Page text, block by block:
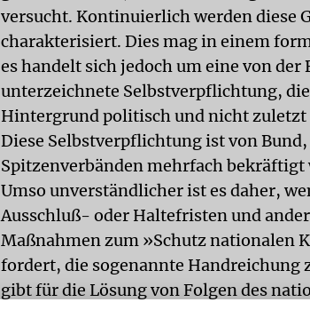
versucht. Kontinuierlich werden diese
charakterisiert. Dies mag in einem
es handelt sich jedoch um eine von
unterzeichnete Selbstverpflichtung,
Hintergrund politisch und nicht
Diese Selbstverpflichtung ist von
Spitzenverbänden mehrfach bekräftigt
Umso unverständlicher ist es daher,
Ausschluß- oder Haltefristen und
Maßnahmen zum »Schutz nationalen
fordert, die sogenannte Handreichung
gibt für die Lösung von Folgen des